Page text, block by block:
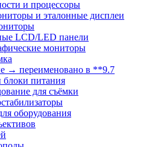
и процессоры
и эталонные дисплеи
LCD/LED панели
мониторы
→ переименовано в **9.7
питания
для съёмки
оборудования